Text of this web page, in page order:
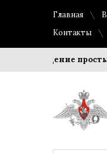
Главная
Контакты
Соблюдение простых